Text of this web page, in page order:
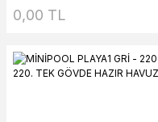
0,00 TL